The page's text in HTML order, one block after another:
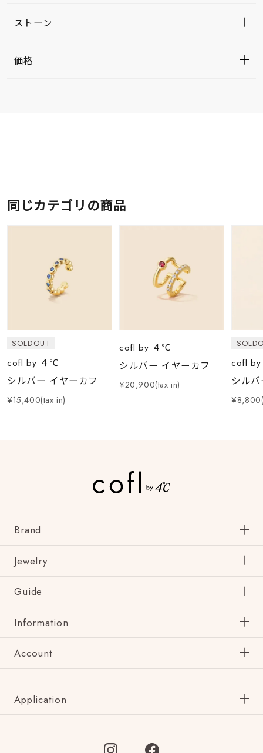
ストーン
価格
同じカテゴリの商品
SOLDOUT
cofl by ４℃
シルバー イヤーカフ
¥15,400(tax in)
cofl by ４℃
シルバー イヤーカフ
¥20,900(tax in)
cofl
シル
Brand
Jewelry
Guide
Information
Account
Application